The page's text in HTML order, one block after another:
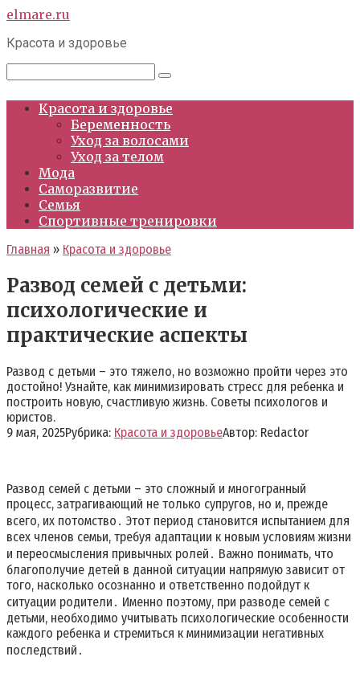
Перейти
контенту
elmare.ru
Красота и здоровье
Красота и здоровье
Беременность
Уход за волосами
Уход за телом
Мода
Саморазвитие
Семья
Спортивные тренировки
Главная » Красота и здоровье
Развод семей с детьми:
психологические и
практические аспекты
Развод с детьми – это тяжело, но возможно пройти через это
достойно! Узнайте, как минимизировать стресс для ребенка и
построить новую, счастливую жизнь. Советы психологов и
юристов.
9 мая, 2025Рубрика: Красота и здоровьеАвтор: Redactor
Развод семей с детьми – это сложный и многогранный
процесс, затрагивающий не только супругов, но и, прежде
всего, их потомство․ Этот период становится испытанием для
всех членов семьи, требуя адаптации к новым условиям жизни
и переосмысления привычных ролей․ Важно понимать, что
благополучие детей в данной ситуации напрямую зависит от
того, насколько осознанно и ответственно подойдут к
ситуации родители․ Именно поэтому, при разводе семей с
детьми, необходимо учитывать психологические особенности
каждого ребенка и стремиться к минимизации негативных
последствий․